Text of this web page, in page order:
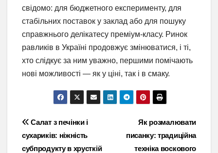
свідомо: для бюджетного експерименту, для
стабільних поставок у заклад або для пошуку
справжнього делікатесу преміум-класу. Ринок
равликів в Україні продовжує змінюватися, і ті,
хто слідкує за ним уважно, першими помічають
нові можливості — як у ціні, так і в смаку.
Навігація
записів
Як розмалювати
писанку: традиційна
техніка воскового
Салат з печінки і
сухариків: ніжність
субпродукту в хрусткій